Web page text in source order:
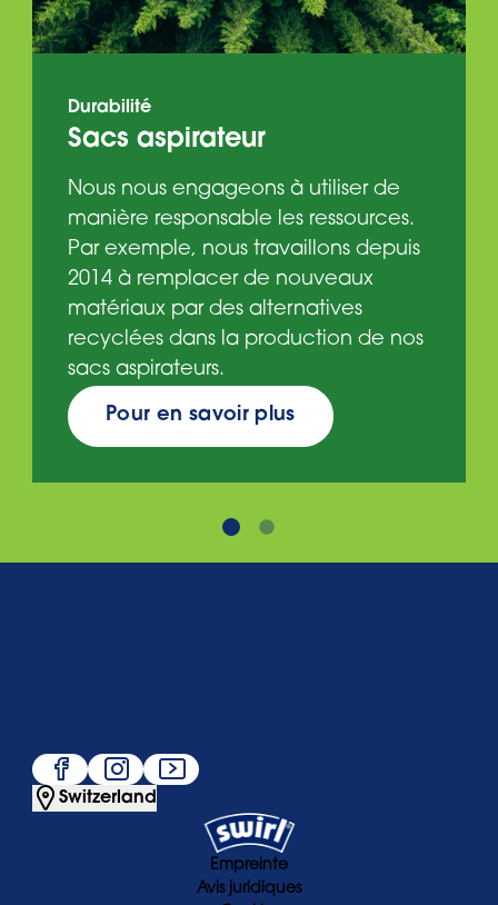
Durabilité
Sacs aspirateur
Nous nous engageons à utiliser de
manière responsable les ressources.
Par exemple, nous travaillons depuis
2014 à remplacer de nouveaux
matériaux par des alternatives
recyclées dans la production de nos
sacs aspirateurs.
Pour en savoir plus
Switzerland
Empreinte
Avis juridiques